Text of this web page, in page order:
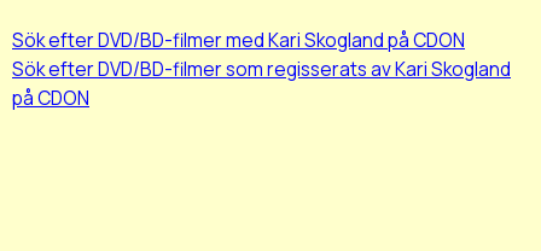
Sök efter DVD/BD-filmer med Kari Skogland på CDON
Sök efter DVD/BD-filmer som regisserats av Kari Skogland
på CDON